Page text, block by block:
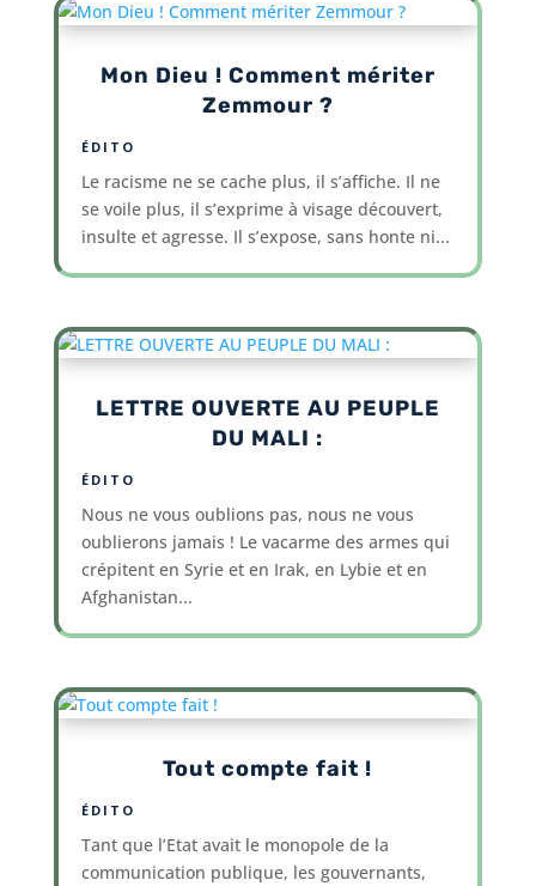
Mon Dieu ! Comment mériter
Zemmour ?
ÉDITO
Le racisme ne se cache plus, il s’affiche. Il ne
se voile plus, il s’exprime à visage découvert,
insulte et agresse. Il s’expose, sans honte ni...
LETTRE OUVERTE AU PEUPLE
DU MALI :
ÉDITO
Nous ne vous oublions pas, nous ne vous
oublierons jamais ! Le vacarme des armes qui
crépitent en Syrie et en Irak, en Lybie et en
Afghanistan...
Tout compte fait !
ÉDITO
Tant que l’Etat avait le monopole de la
communication publique, les gouvernants,